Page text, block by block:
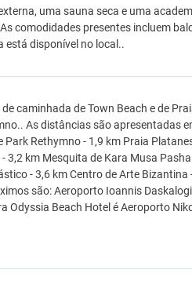
uma sauna seca e uma
comodidades presentes incluem
está disponível no local..
caminhada de Town Beach e de
As distâncias são apresentadas
Rethymno - 1,9 km Praia
km Mesquita de Kara Musa
- 3,6 km Centro de Arte Bizantina
são: Aeroporto Ioannis
Odyssia Beach Hotel é Aeroporto